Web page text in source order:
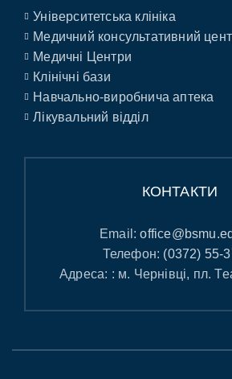
Університетська клініка
Медичний консультативний
Медичні Центри
Клінічні бази
Навчально-виробнича аптека
Лікувальний відділ
КОНТАКТИ
Email:
Телефон: (0372) 55-
Адреса: : м. Чернівці, пл.